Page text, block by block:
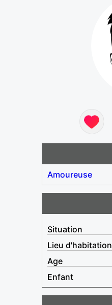
Amoureuse
Situation
Lieu d'habitation
Age
Enfant